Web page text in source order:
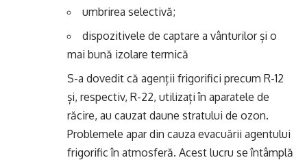
umbrirea selectivă;
dispozitivele de captare a vânturilor și o
mai bună izolare termică
S-a dovedit că agenții frigorifici precum R-12
și, respectiv, R-22, utilizați în aparatele de
răcire, au cauzat daune stratului de ozon.
Problemele apar din cauza evacuării agentului
frigorific în atmosferă. Acest lucru se întâmplă